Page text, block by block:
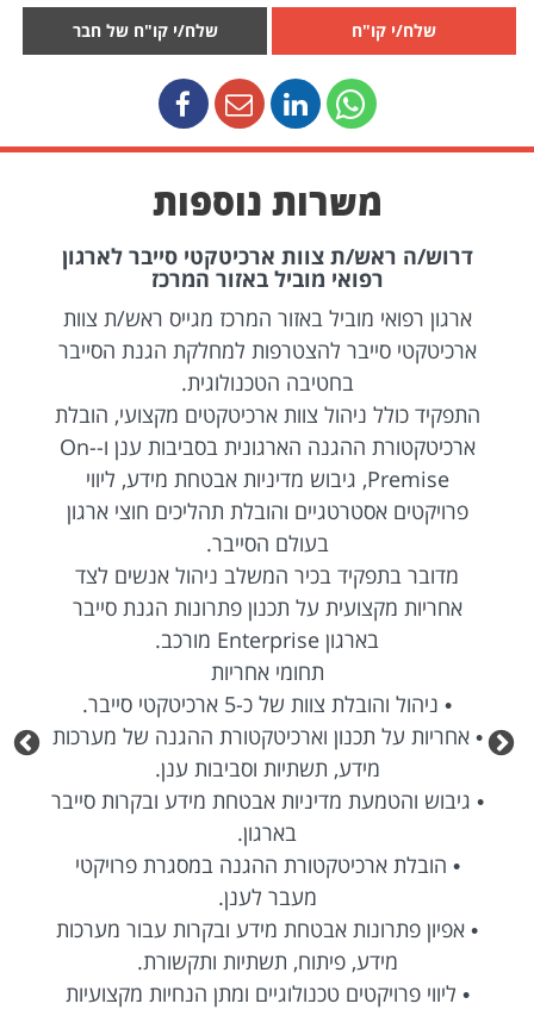
שלח/י קו"ח שלח/י קו"ח של חבר
משרות נוספות
דרוש/ה ראש/ת צוות ארכיטקטי סייבר לארגון
רפואי מוביל באזור המרכז
ארגון רפואי מוביל באזור המרכז מגייס ראש/ת צוות
ארכיטקטי סייבר להצטרפות למחלקת הגנת הסייבר
בחטיבה הטכנולוגית.
התפקיד כולל ניהול צוות ארכיטקטים מקצועי, הובלת
ארכיטקטורת ההגנה הארגונית בסביבות ענן ו-On-
Premise, גיבוש מדיניות אבטחת מידע, ליווי
פרויקטים אסטרטגיים והובלת תהליכים חוצי ארגון
בעולם הסייבר.
מדובר בתפקיד בכיר המשלב ניהול אנשים לצד
אחריות מקצועית על תכנון פתרונות הגנת סייבר
בארגון Enterprise מורכב.
תחומי אחריות
• ניהול והובלת צוות של כ-5 ארכיטקטי סייבר.
• אחריות על תכנון וארכיטקטורת ההגנה של מערכות
מידע, תשתיות וסביבות ענן.
• גיבוש והטמעת מדיניות אבטחת מידע ובקרות סייבר
בארגון.
• הובלת ארכיטקטורת ההגנה במסגרת פרויקטי
מעבר לענן.
• אפיון פתרונות אבטחת מידע ובקרות עבור מערכות
מידע, פיתוח, תשתיות ותקשורת.
• ליווי פרויקטים טכנולוגיים ומתן הנחיות מקצועיות